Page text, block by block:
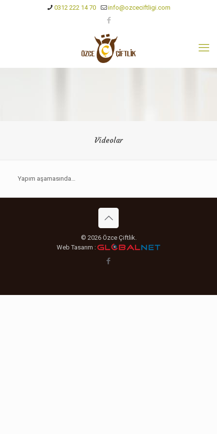
0312 222 14 70 info@ozceciftligi.com
Videolar
Yapım aşamasında…
© 2026 Özce Çiftlik.
Web Tasarım :